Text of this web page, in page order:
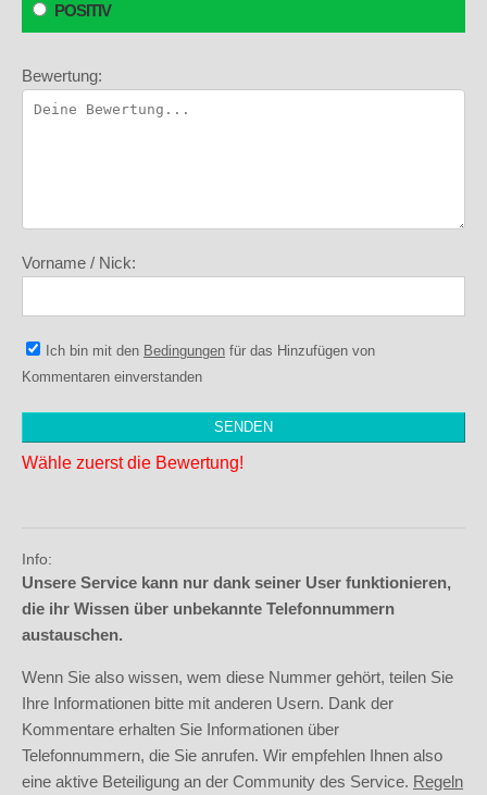
POSITIV
Bewertung:
Vorname / Nick:
Ich bin mit den Bedingungen für das Hinzufügen von
Kommentaren einverstanden
Wähle zuerst die Bewertung!
Info:
Unsere Service kann nur dank seiner User funktionieren,
die ihr Wissen über unbekannte Telefonnummern
austauschen.
Wenn Sie also wissen, wem diese Nummer gehört, teilen Sie
Ihre Informationen bitte mit anderen Usern. Dank der
Kommentare erhalten Sie Informationen über
Telefonnummern, die Sie anrufen. Wir empfehlen Ihnen also
eine aktive Beteiligung an der Community des Service. Regeln